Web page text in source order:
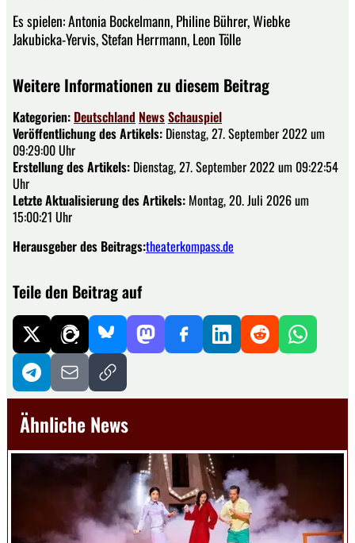
Es spielen: Antonia Bockelmann, Philine Bührer, Wiebke
Jakubicka-Yervis, Stefan Herrmann, Leon Tölle
Weitere Informationen zu diesem Beitrag
Kategorien: Deutschland NewsSchauspiel
Veröffentlichung des Artikels: Dienstag, 27. September 2022 um
09:29:00 Uhr
Erstellung des Artikels: Dienstag, 27. September 2022 um 09:22:54
Uhr
Letzte Aktualisierung des Artikels: Montag, 20. Juli 2026 um
15:00:21 Uhr
Herausgeber des Beitrags:theaterkompass.de
Teile den Beitrag auf
Ähnliche News